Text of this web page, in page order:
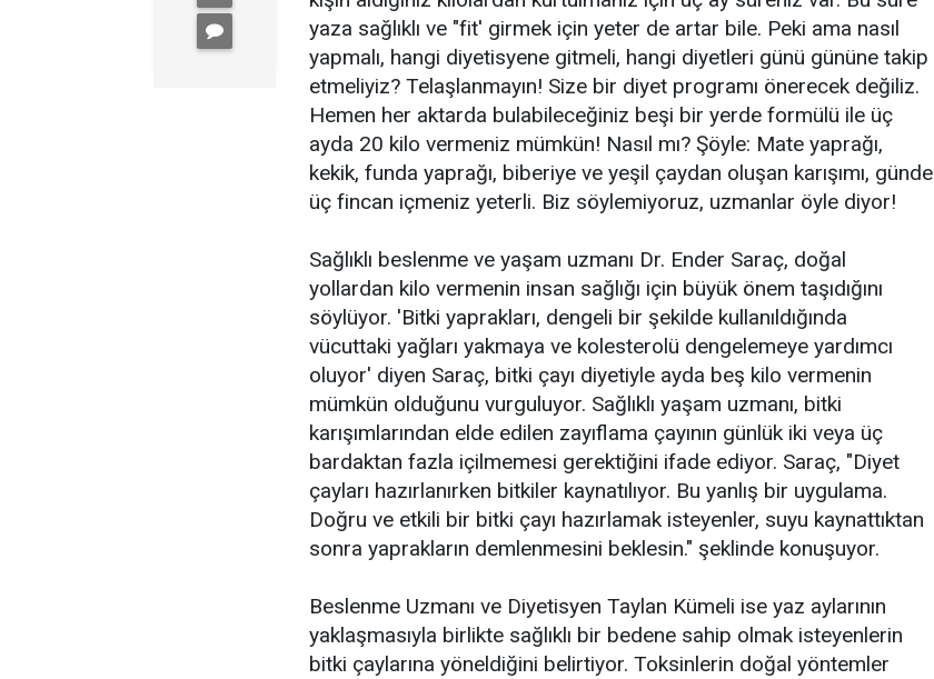
yaza sağlıklı ve "fit' girmek için yeter de artar bile. Peki ama nasıl
yapmalı, hangi diyetisyene gitmeli, hangi diyetleri günü gününe takip
etmeliyiz? Telaşlanmayın! Size bir diyet programı önerecek değiliz.
Hemen her aktarda bulabileceğiniz beşi bir yerde formülü ile üç
ayda 20 kilo vermeniz mümkün! Nasıl mı? Şöyle: Mate yaprağı,
kekik, funda yaprağı, biberiye ve yeşil çaydan oluşan karışımı, günde
üç fincan içmeniz yeterli. Biz söylemiyoruz, uzmanlar öyle diyor!
Sağlıklı beslenme ve yaşam uzmanı Dr. Ender Saraç, doğal
yollardan kilo vermenin insan sağlığı için büyük önem taşıdığını
söylüyor. 'Bitki yaprakları, dengeli bir şekilde kullanıldığında
vücuttaki yağları yakmaya ve kolesterolü dengelemeye yardımcı
oluyor' diyen Saraç, bitki çayı diyetiyle ayda beş kilo vermenin
mümkün olduğunu vurguluyor. Sağlıklı yaşam uzmanı, bitki
karışımlarından elde edilen zayıflama çayının günlük iki veya üç
bardaktan fazla içilmemesi gerektiğini ifade ediyor. Saraç, "Diyet
çayları hazırlanırken bitkiler kaynatılıyor. Bu yanlış bir uygulama.
Doğru ve etkili bir bitki çayı hazırlamak isteyenler, suyu kaynattıktan
sonra yaprakların demlenmesini beklesin." şeklinde konuşuyor.
Beslenme Uzmanı ve Diyetisyen Taylan Kümeli ise yaz aylarının
yaklaşmasıyla birlikte sağlıklı bir bedene sahip olmak isteyenlerin
bitki çaylarına yöneldiğini belirtiyor. Toksinlerin doğal yöntemler